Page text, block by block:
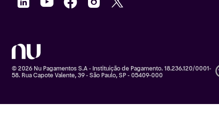
© 2026 Nu Pagamentos S.A - Instituição de Pagamento. 18.236.120/0001-
58. Rua Capote Valente, 39 - São Paulo, SP - 05409-000